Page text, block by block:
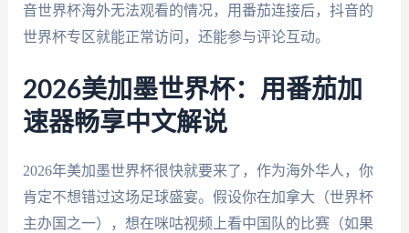
音世界杯海外无法观看的情况，用番茄连接后，抖音的
世界杯专区就能正常访问，还能参与评论互动。
2026美加墨世界杯：用番茄加
速器畅享中文解说
2026年美加墨世界杯很快就要来了，作为海外华人，你
肯定不想错过这场足球盛宴。假设你在加拿大（世界杯
主办国之一），想在咪咕视频上看中国队的比赛（如果